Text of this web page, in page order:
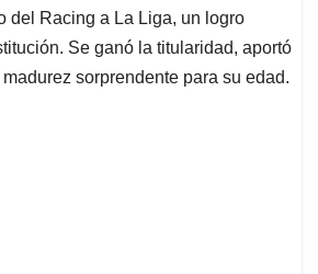
del Racing a La Liga, un logro
Se ganó la titularidad, aportó
sorprendente para su edad.